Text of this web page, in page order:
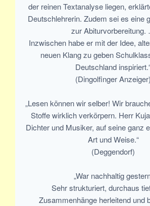
der reinen Textanalyse liegen,
Deutschlehrerin. Zudem sei es eine
zur
Inzwischen habe er mit der Idee,
neuen Klang zu geben
Deutschland
(Dingolfinger Anzeiger)
„Lesen können wir selber! Wir
Stoffe wirklich verkörpern. Herr
Dichter und Musiker, auf seine ganz
Art und Weise.“
(Deggendorf)
„War nachhaltig
Sehr strukturiert, durchaus
Zusammenhänge herleitend und